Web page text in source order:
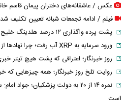
عکس / عاشقانه‌های دختران پیمان قاسم
فیلم / ادامه تجمعات شبانه تعیین تکلیف شد
پشت پرده واگذاری ۱۲ درصد هلدینگ خلیج فارس
ورود سرمایه به XRP آب رفت؛ چرا نهادها از ریپل عقب نشستند؟
روز خبرنگار؛ اعترافی که پشت هیچ تیتر
روایت تلخ روز خبرنگار؛ همه چیزهایی که
نمره ۱۴ از ۲۰ به دولت پزشکیان؛
است